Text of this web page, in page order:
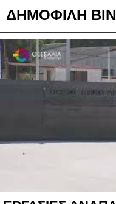
ΔΗΜΟΦΙΛΗ